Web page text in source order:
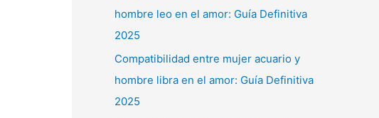
hombre leo en el amor: Guía Definitiva
2025
Compatibilidad entre mujer acuario y
hombre libra en el amor: Guía Definitiva
2025